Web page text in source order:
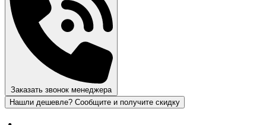
Заказать звонок менеджера
Нашли дешевле? Сообщите и получите скидку